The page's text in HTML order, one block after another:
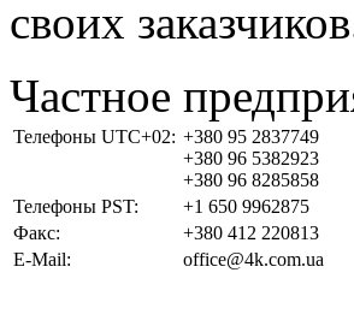
своих
Частное
Телефоны UTC+02: +380 95 2837749
+380 96 5382923
+380 96 8285858
Телефоны PST:
+1 650 9962875
Факс:
+380 412 220813
E-Mail:
office@4k.com.ua